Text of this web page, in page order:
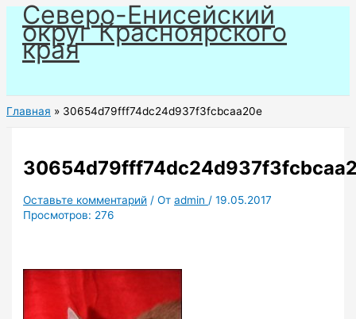
Перейти
содержимому
Северо-Енисейский
округ Красноярского
края
Главная 30654d79fff74dc24d937f3fcbcaa20e
Оставьте комментарий / Отadmin /19.05.2017
Просмотров: 276